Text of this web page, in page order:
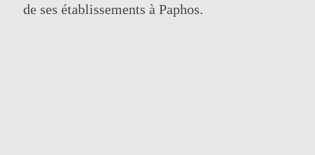
de ses établissements à Paphos.